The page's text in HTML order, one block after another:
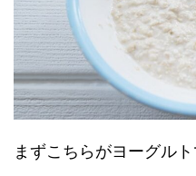
まずこちらがヨーグルト